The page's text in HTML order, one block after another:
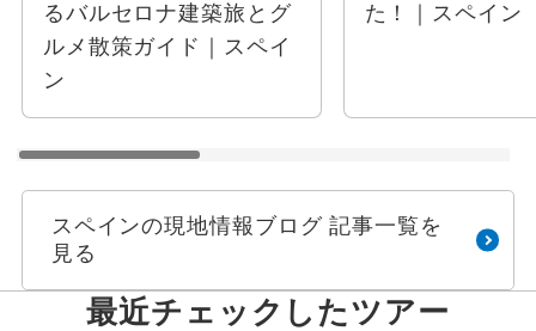
るバルセロナ建築旅とグ
ルメ散策ガイド｜スペイ
ン
た！｜スペイン
スペインの現地情報ブログ 記事一覧を
見る
最近チェックしたツアー